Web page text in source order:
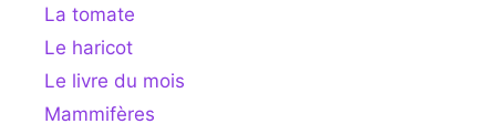
La tomate
Le haricot
Le livre du mois
Mammifères